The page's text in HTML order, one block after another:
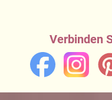
Verbinden